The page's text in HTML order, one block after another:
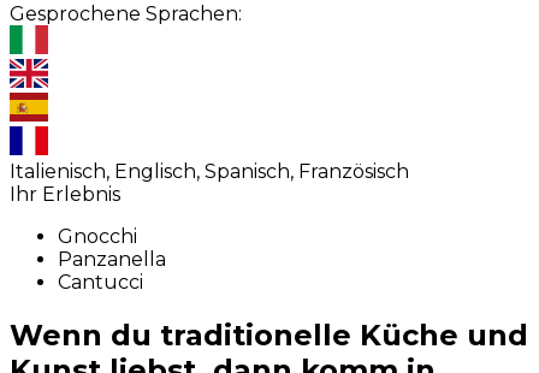
Gesprochene Sprachen:
Italienisch, Englisch, Spanisch, Französisch
Ihr Erlebnis
Gnocchi
Panzanella
Cantucci
Wenn du traditionelle Küche und